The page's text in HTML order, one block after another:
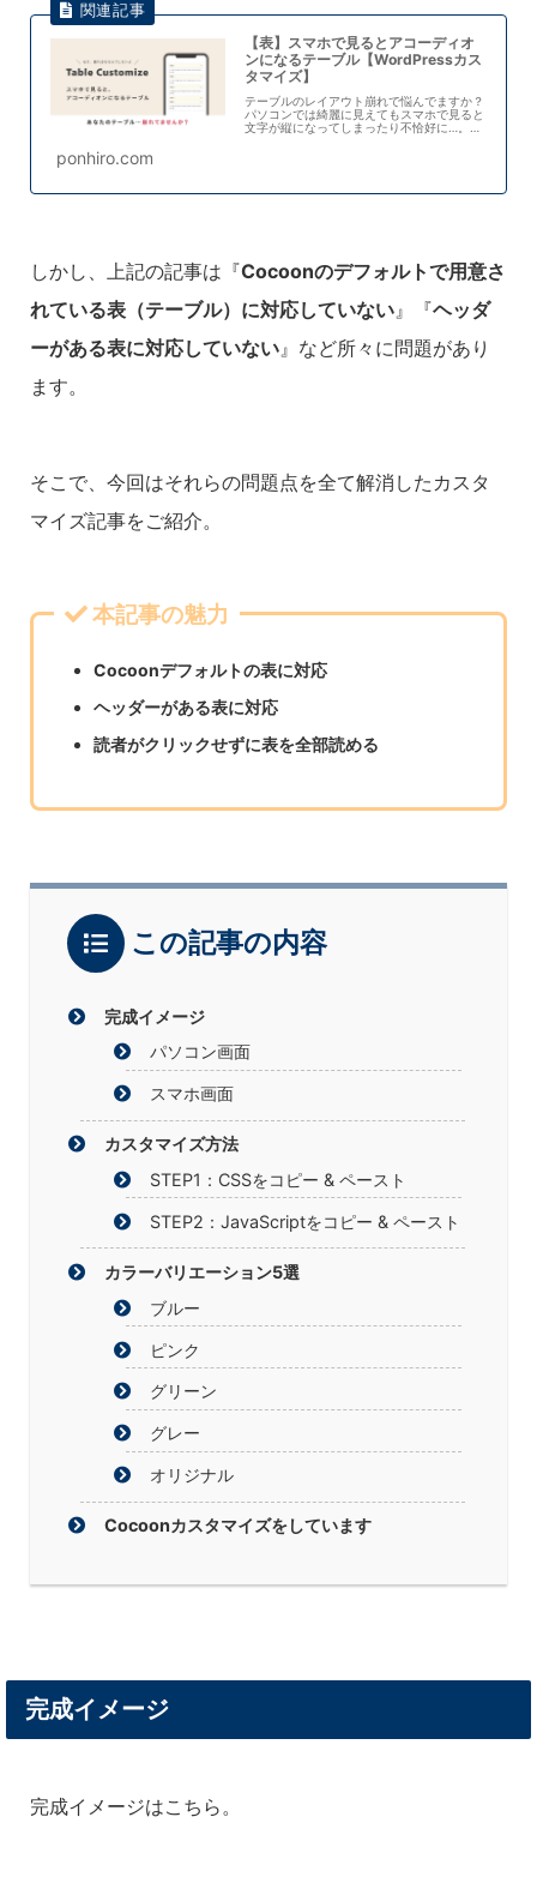
【表】スマホで見るとアコーディオ
ンになるテーブル【WordPressカス
タマイズ】
テーブルのレイアウト崩れで悩んでますか？
パソコンでは綺麗に見えてもスマホで見ると
文字が縦になってしまったり不恰好に…。そ
ponhiro.com
しかし、上記の記事は『Cocoonのデフォルトで用意さ
れている表（テーブル）に対応していない』『ヘッダ
ーがある表に対応していない』など所々に問題があり
ます。
そこで、今回はそれらの問題点を全て解消したカスタ
マイズ記事をご紹介。
本記事の魅力
Cocoonデフォルトの表に対応
ヘッダーがある表に対応
読者がクリックせずに表を全部読める
この記事の内容
完成イメージ
パソコン画面
スマホ画面
カスタマイズ方法
STEP1：CSSをコピー & ペースト
STEP2：JavaScriptをコピー & ペースト
カラーバリエーション5選
ブルー
ピンク
グリーン
グレー
オリジナル
Cocoonカスタマイズをしています
完成イメージ
完成イメージはこちら。